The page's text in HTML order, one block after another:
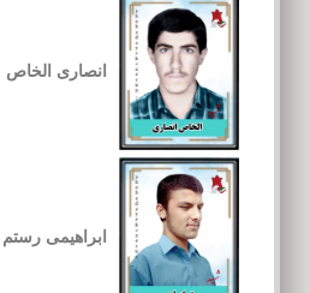
انصاری الخاص
ابراهیمی رستم